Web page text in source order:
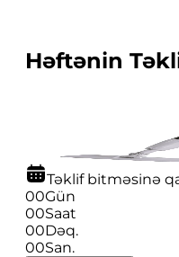
Həftənin
29.99
Təklif bitməsinə
00Gün
00Saat
00Dəq.
00San.